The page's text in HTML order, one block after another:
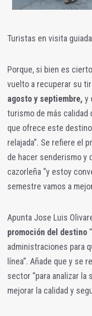
Turistas en visita
Porque, si bien es
vuelto a recuperar su
agosto y septiembre, y
turismo de más calidad
que ofrece este
relajada”. Se refiere el
de hacer senderismo y
cazorleña “y estoy
semestre vamos a
Apunta Jose Luis
promoción del destino
administraciones para
línea”. Añade que y se
sector “para analizar la
mejorar la calidad y